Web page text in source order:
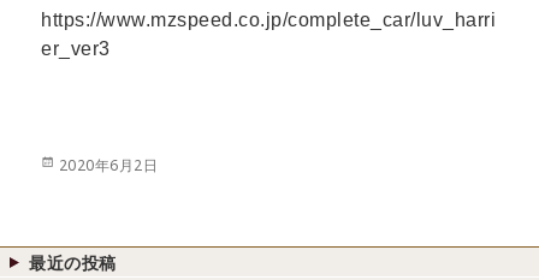
https://www.mzspeed.co.jp/complete_car/luv_harri
er_ver3
投
2020年6月2日
最近の投稿